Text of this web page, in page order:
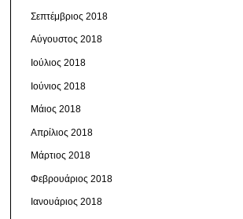
Σεπτέμβριος 2018
Αύγουστος 2018
Ιούλιος 2018
Ιούνιος 2018
Μάιος 2018
Απρίλιος 2018
Μάρτιος 2018
Φεβρουάριος 2018
Ιανουάριος 2018